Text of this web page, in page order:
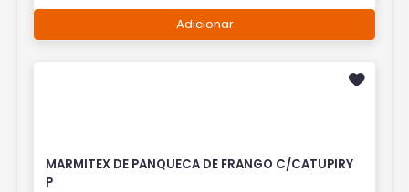
Adicionar
MARMITEX DE PANQUECA DE FRANGO C/CATUPIRY
P